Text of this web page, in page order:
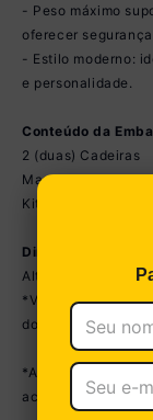
- Peso máximo
oferecer
- Estilo moderno:
e personalidade.
Conteúdo da
2 (duas) Cadeiras
Manual de
Kit Ferragem
Dimensões do
Altura: 92cm |
*Você pode
do produto.
*As cores do
acordo com as